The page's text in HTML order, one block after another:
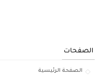
الصفحات
الصفحة الرئيسية